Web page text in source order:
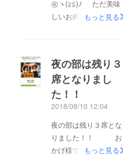
では、明日！！！ お
腹をすかせて、体調万
ナーシェフとでお待ち
しています。 河南
㊗️ヽ(≧≦)ﾉ ただ美味
しいお肉をみんなで悶
自分だけでお金をだせ
ばお肉は食べれるんだ
けど、それじゃあつま
らない。 よし！本気
しかもA5ランクだから
参加費もそこそこしま
す。（正直高い！）
もっと見る
夜の部は残り３
席となりまし
た！！
2018/08/10 12:04
夜の部は残り３席とな
りました！！ お
かげ様で、74%までき
もっと見る